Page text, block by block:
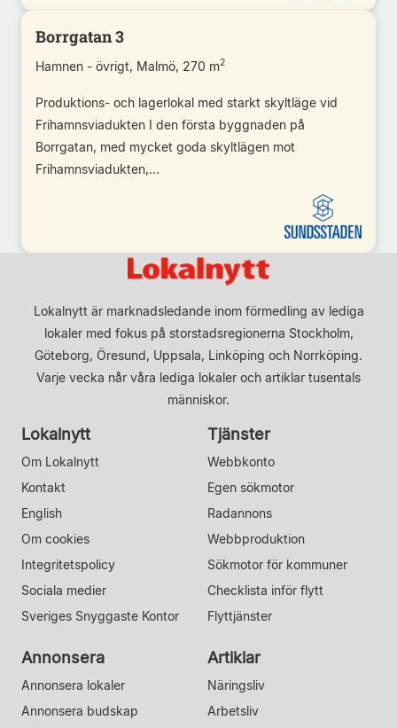
Borrgatan 3
Hamnen - övrigt, Malmö, 270 m2
Produktions- och lagerlokal med starkt skyltläge vid
Frihamnsviadukten I den första byggnaden på
Borrgatan, med mycket goda skyltlägen mot
Frihamnsviadukten,...
Lokalnytt är marknadsledande inom förmedling av lediga
lokaler med fokus på storstadsregionerna Stockholm,
Göteborg, Öresund, Uppsala, Linköping och Norrköping.
Varje vecka når våra lediga lokaler och artiklar tusentals
människor.
Lokalnytt
Om Lokalnytt
Kontakt
English
Om cookies
Integritetspolicy
Sociala medier
Sveriges Snyggaste Kontor
Tjänster
Webbkonto
Egen sökmotor
Radannons
Webbproduktion
Sökmotor för kommuner
Checklista inför flytt
Flyttjänster
Annonsera
Annonsera lokaler
Annonsera budskap
Artiklar
Näringsliv
Arbetsliv